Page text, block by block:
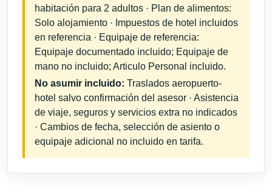
habitación para 2 adultos · Plan de alimentos:
Solo alojamiento · Impuestos de hotel incluidos
en referencia · Equipaje de referencia:
Equipaje documentado incluido; Equipaje de
mano no incluido; Articulo Personal incluido.
No asumir incluido: Traslados aeropuerto-
hotel salvo confirmación del asesor · Asistencia
de viaje, seguros y servicios extra no indicados
· Cambios de fecha, selección de asiento o
equipaje adicional no incluido en tarifa.